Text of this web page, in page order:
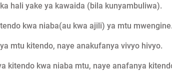
hali yake ya kawaida (bila kunyambuliwa).
kwa niaba(au kwa ajili) ya mtu mwengine.
mtu kitendo, naye anakufanya vivyo hivyo.
kitendo kwa niaba mtu, naye anafanya